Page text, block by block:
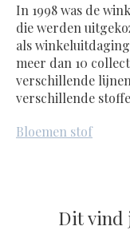
In 1998 was de
die werden
als
meer dan 10
verschillende
verschillende
Bloemen stof
Dit vind